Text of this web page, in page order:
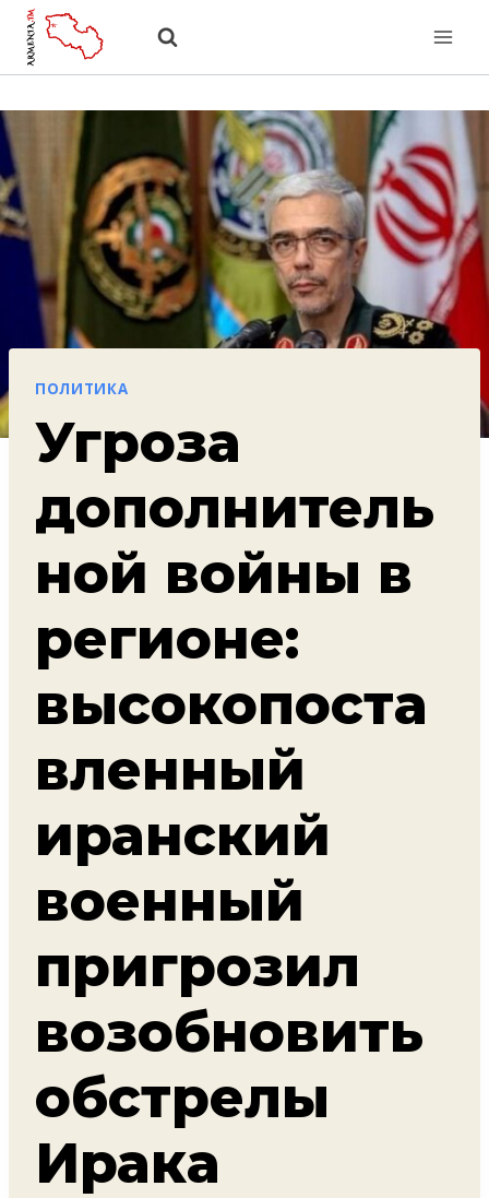
Перейти
ПОЛИТИКА
Угроза
дополнитель
ной войны в
регионе:
высокопоста
вленный
иранский
военный
пригрозил
возобновить
обстрелы
Ирака